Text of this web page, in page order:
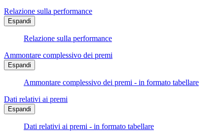
Relazione sulla performance
Espandi
Relazione sulla performance
Ammontare complessivo dei premi
Espandi
Ammontare complessivo dei premi - in formato tabellare
Dati relativi ai premi
Espandi
Dati relativi ai premi - in formato tabellare